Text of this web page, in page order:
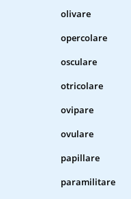
olivare
opercolare
osculare
otricolare
ovipare
ovulare
papillare
paramilitare